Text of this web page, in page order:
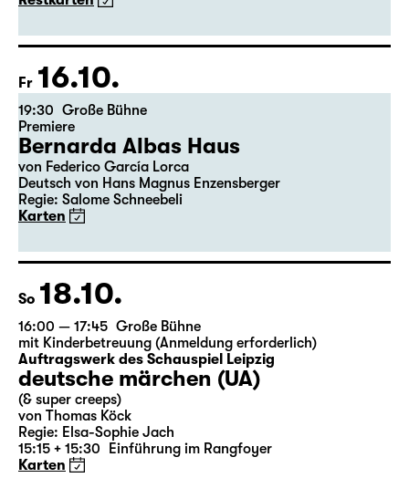
Große Bühne
SOAP&SKIN
Restkarten
Fr 16.10.
19:30 Große Bühne
Premiere
Bernarda Albas Haus
Deutsch von Hans Magnus Enzensberger
Regie: Salome Schneebeli
Karten
So 18.10.
16:00 — 17:45 Große Bühne
mit Kinderbetreuung (Anmeldung erforderlich)
Auftragswerk des Schauspiel Leipzig
deutsche märchen (UA)
(& super creeps)